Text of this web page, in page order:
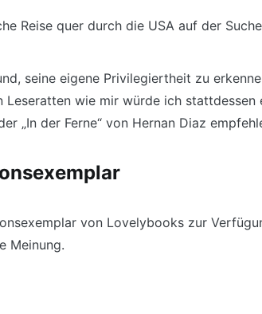
Reise quer durch die USA auf der
seine eigene Privilegiertheit zu
wie mir würde ich stattdessen
„In der Ferne“ von Hernan Diaz
von Lovelybooks zur
Meinung.